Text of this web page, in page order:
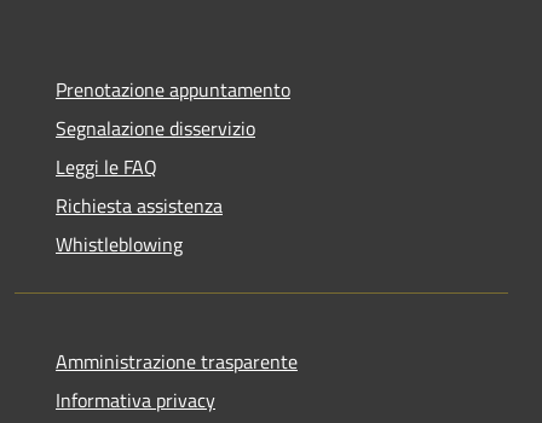
Prenotazione appuntamento
Segnalazione disservizio
Leggi le FAQ
Richiesta assistenza
Whistleblowing
Amministrazione trasparente
Informativa privacy